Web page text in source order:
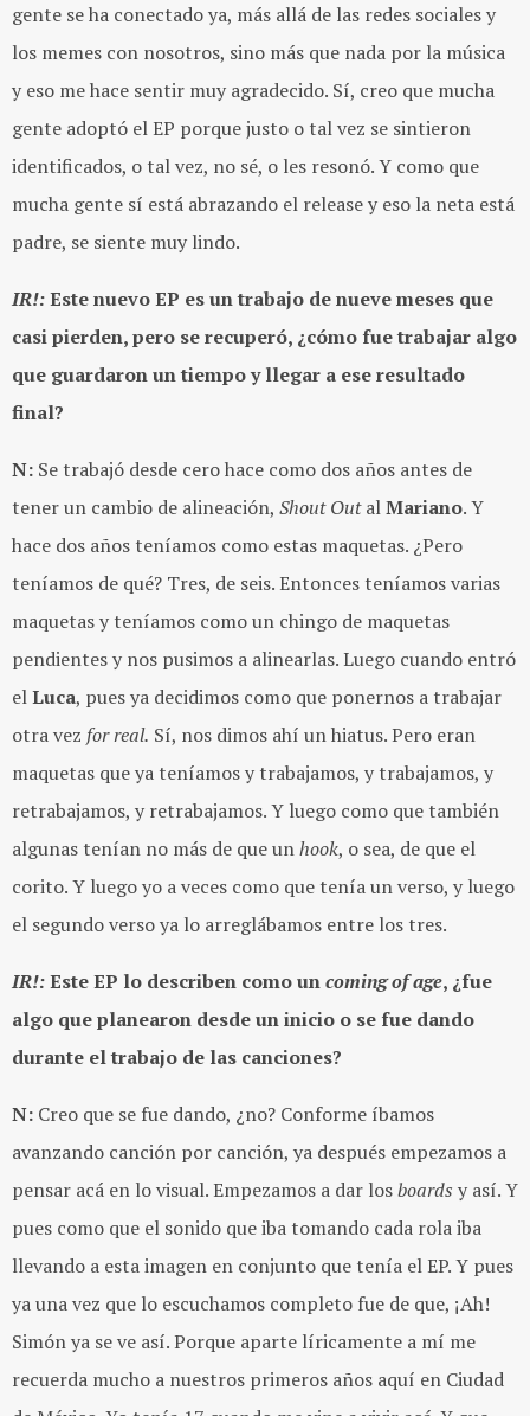
gente se ha conectado ya, más allá de las redes sociales y
los memes con nosotros, sino más que nada por la música
y eso me hace sentir muy agradecido. Sí, creo que mucha
gente adoptó el EP porque justo o tal vez se sintieron
identificados, o tal vez, no sé, o les resonó. Y como que
mucha gente sí está abrazando el release y eso la neta está
padre, se siente muy lindo.
IR!:Este nuevo EP es un trabajo de nueve meses que
casi pierden, pero se recuperó, ¿cómo fue trabajar algo
que guardaron un tiempo y llegar a ese resultado
final?
N: Se trabajó desde cero hace como dos años antes de
tener un cambio de alineación, Shout OutalMariano. Y
hace dos años teníamos como estas maquetas. ¿Pero
teníamos de qué? Tres, de seis. Entonces teníamos varias
maquetas y teníamos como un chingo de maquetas
pendientes y nos pusimos a alinearlas. Luego cuando entró
elLuca, pues ya decidimos como que ponernos a trabajar
otra vez for real. Sí, nos dimos ahí un hiatus. Pero eran
maquetas que ya teníamos y trabajamos, y trabajamos, y
retrabajamos, y retrabajamos. Y luego como que también
algunas tenían no más de que unhook, o sea, de que el
corito. Y luego yo a veces como que tenía un verso, y luego
el segundo verso ya lo arreglábamos entre los tres.
IR!:Este EP lo describen como uncoming of age, ¿fue
algo que planearon desde un inicio o se fue dando
durante el trabajo de las canciones?
N: Creo que se fue dando, ¿no? Conforme íbamos
avanzando canción por canción, ya después empezamos a
pensar acá en lo visual. Empezamos a dar losboards y así. Y
pues como que el sonido que iba tomando cada rola iba
llevando a esta imagen en conjunto que tenía el EP. Y pues
ya una vez que lo escuchamos completo fue de que, ¡Ah!
Simón ya se ve así. Porque aparte líricamente a mí me
recuerda mucho a nuestros primeros años aquí en Ciudad